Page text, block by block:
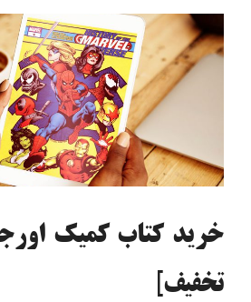
تخفیف]